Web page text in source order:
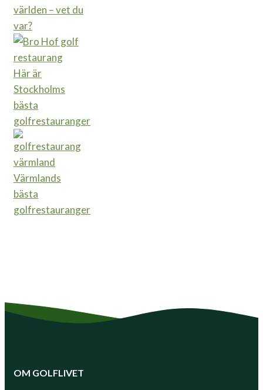
världen – vet du
var?
Här är
Stockholms
bästa
golfrestauranger
Värmlands
bästa
golfrestauranger
OM GOLFLIVET